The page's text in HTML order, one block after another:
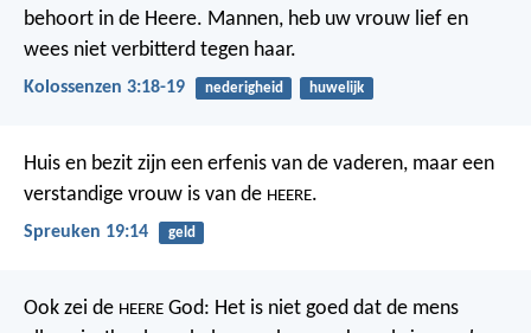
behoort in de Heere. Mannen, heb uw vrouw lief en
wees niet verbitterd tegen haar.
Kolossenzen 3:18-19 nederigheid huwelijk
Huis en bezit zijn een erfenis van de vaderen, maar een
verstandige vrouw is van de HEERE.
Spreuken 19:14 geld
Ook zei de HEERE God: Het is niet goed dat de mens